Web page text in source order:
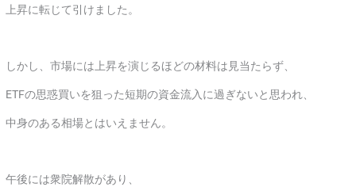
上昇に転じて引けました。
しかし、市場には上昇を演じるほどの材料は見当たらず、
ETFの思惑買いを狙った短期の資金流入に過ぎないと思われ、
中身のある相場とはいえません。
午後には衆院解散があり、